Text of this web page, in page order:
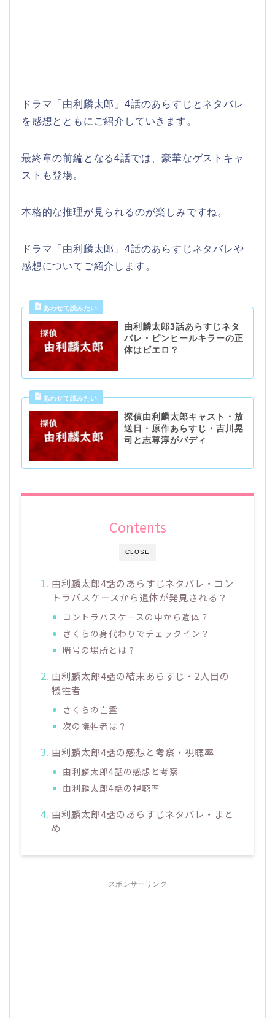
ドラマ「由利麟太郎」4話のあらすじとネタバレ
を感想とともにご紹介していきます。
最終章の前編となる4話では、豪華なゲストキャ
ストも登場。
本格的な推理が見られるのが楽しみですね。
ドラマ「由利麟太郎」4話のあらすじネタバレや
感想についてご紹介します。
由利麟太郎3話あらすじネタ
バレ・ピンヒールキラーの正
体はピエロ？
探偵由利麟太郎キャスト・放
送日・原作あらすじ・吉川晃
司と志尊淳がバディ
CLOSE
Contents
由利麟太郎4話のあらすじネタバレ・コン
トラバスケースから遺体が発見される？
コントラバスケースの中から遺体？
さくらの身代わりでチェックイン？
暗号の場所とは？
由利麟太郎4話の結末あらすじ・2人目の
犠牲者
さくらの亡霊
次の犠牲者は？
由利麟太郎4話の感想と考察・視聴率
由利麟太郎4話の感想と考察
由利麟太郎4話の視聴率
由利麟太郎4話のあらすじネタバレ・まと
め
スポンサーリンク